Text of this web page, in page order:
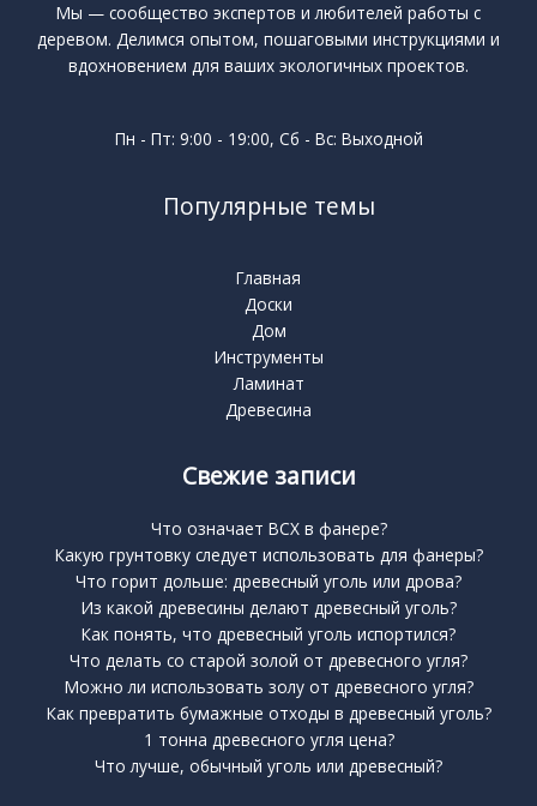
Мы — сообщество экспертов и любителей работы с
деревом. Делимся опытом, пошаговыми инструкциями и
вдохновением для ваших экологичных проектов.
Пн - Пт: 9:00 - 19:00, Сб - Вс: Выходной
Популярные темы
Главная
Доски
Дом
Инструменты
Ламинат
Древесина
Свежие записи
Что означает BCX в фанере?
Какую грунтовку следует использовать для фанеры?
Что горит дольше: древесный уголь или дрова?
Из какой древесины делают древесный уголь?
Как понять, что древесный уголь испортился?
Что делать со старой золой от древесного угля?
Можно ли использовать золу от древесного угля?
Как превратить бумажные отходы в древесный уголь?
1 тонна древесного угля цена?
Что лучше, обычный уголь или древесный?